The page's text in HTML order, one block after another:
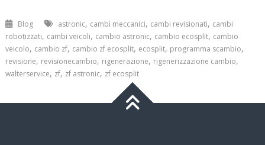
Blog astronic, cambi meccanici, cambi revisionati, cambi
robotizzati, cambi veicoli, cambio astronic, cambio ecosplit, cambio
veicolo, cambio zf, cambio zf ecosplit, ecosplit, programma scambio,
revisione, revisionecambio, rigenerazione, rigenerizzazione cambio,
walterservice, zf, zf astronic, zf ecosplit